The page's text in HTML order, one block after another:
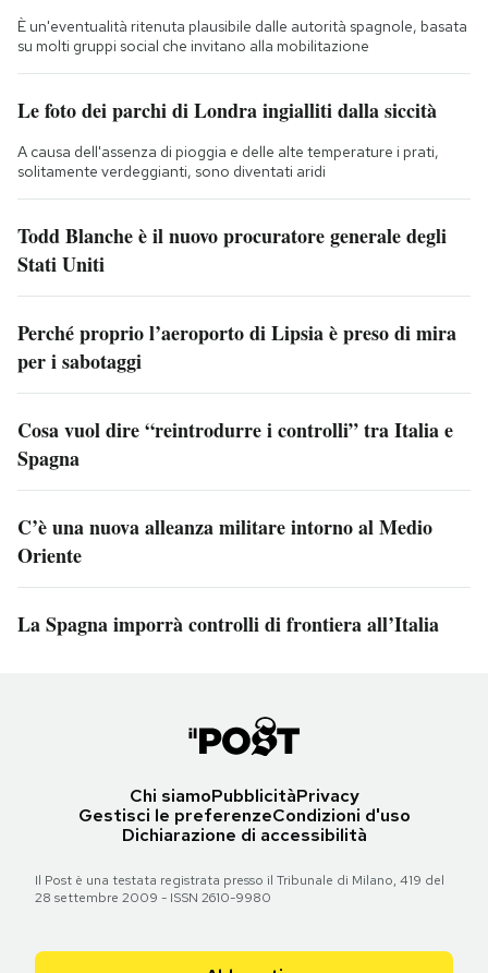
È un'eventualità ritenuta plausibile dalle autorità spagnole, basata
su molti gruppi social che invitano alla mobilitazione
Le foto dei parchi di Londra ingialliti dalla siccità
A causa dell'assenza di pioggia e delle alte temperature i prati,
solitamente verdeggianti, sono diventati aridi
Todd Blanche è il nuovo procuratore generale degli
Stati Uniti
Perché proprio l’aeroporto di Lipsia è preso di mira
per i sabotaggi
Cosa vuol dire “reintrodurre i controlli” tra Italia e
Spagna
C’è una nuova alleanza militare intorno al Medio
Oriente
La Spagna imporrà controlli di frontiera all’Italia
Chi siamoPubblicitàPrivacy
Gestisci le preferenzeCondizioni d'uso
Dichiarazione di accessibilità
Il Post è una testata registrata presso il Tribunale di Milano, 419 del
28 settembre 2009 - ISSN 2610-9980